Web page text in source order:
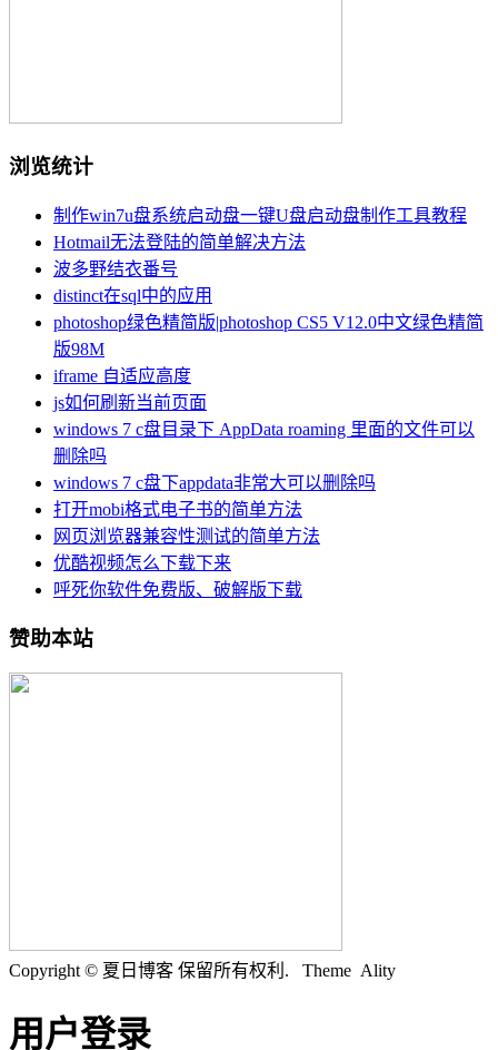
浏览统计
制作win7u盘系统启动盘一键U盘启动盘制作工具教程
Hotmail无法登陆的简单解决方法
波多野结衣番号
distinct在sql中的应用
photoshop绿色精简版|photoshop CS5 V12.0中文绿色精简
版98M
iframe 自适应高度
js如何刷新当前页面
windows 7 c盘目录下 AppData roaming 里面的文件可以
删除吗
windows 7 c盘下appdata非常大可以删除吗
打开mobi格式电子书的简单方法
网页浏览器兼容性测试的简单方法
优酷视频怎么下载下来
呼死你软件免费版、破解版下载
赞助本站
Copyright © 夏日博客 保留所有权利. Theme Ality
用户登录